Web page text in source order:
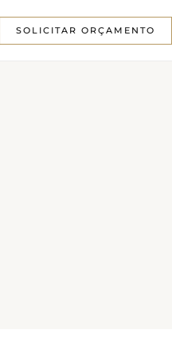
SOLICITAR ORÇAMENTO